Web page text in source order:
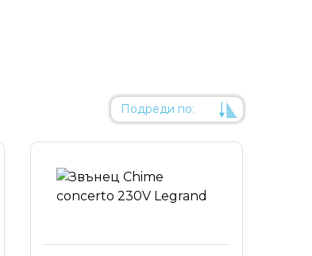
Подреди по:
Уместност
Име
Име